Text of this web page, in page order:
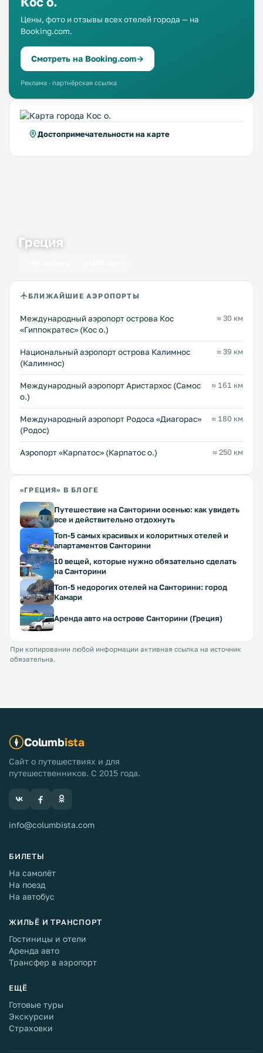
Цены, фото и отзывы всех отелей города — на
Booking.com.
Смотреть на Booking.com→
Реклама · партнёрская ссылка
Достопримечательности на карте
Греция
БЛИЖАЙШИЕ АЭРОПОРТЫ
Международный аэропорт острова Кос
«Гиппократес» (Кос о.)
≈ 30 км
Национальный аэропорт острова Калимнос
(Калимнос)
≈ 39 км
Международный аэропорт Аристархос (Самос
о.)
≈ 161 км
Международный аэропорт Родоса «Диагорас»
(Родос)
≈ 180 км
Аэропорт «Карпатос» (Карпатос о.) ≈ 250 км
«ГРЕЦИЯ» В БЛОГЕ
Путешествие на Санторини осенью: как увидеть
все и действительно отдохнуть
Топ-5 самых красивых и колоритных отелей и
апартаментов Санторини
10 вещей, которые нужно обязательно сделать
на Санторини
Топ-5 недорогих отелей на Санторини: город
Камари
Аренда авто на острове Санторини (Греция)
При копировании любой информации активная ссылка на источник
обязательна.
Columbista
Сайт о путешествиях и для
путешественников. С 2015 года.
info@columbista.com
БИЛЕТЫ
На самолёт
На поезд
На автобус
ЖИЛЬЁ И ТРАНСПОРТ
Гостиницы и отели
Аренда авто
Трансфер в аэропорт
ЕЩЁ
Готовые туры
Экскурсии
Страховки